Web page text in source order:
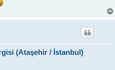
(Ataşehir / İstanbul)